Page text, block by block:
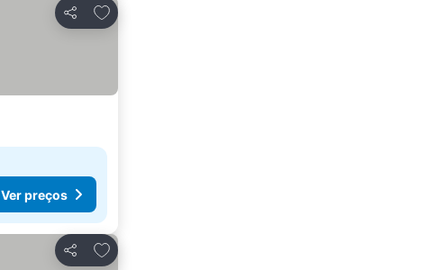
Partilhar
Adicionar aos favoritos
Ver preços
Partilhar
Adicionar aos favoritos